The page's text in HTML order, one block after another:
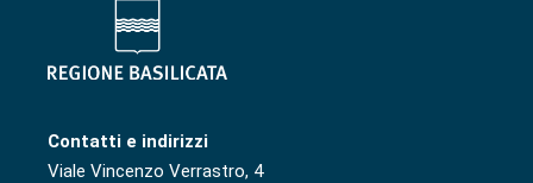
Contatti e indirizzi
Viale Vincenzo Verrastro, 4